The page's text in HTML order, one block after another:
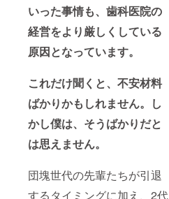
いった事情も、歯科医院の
経営をより厳しくしている
原因となっています。
これだけ聞くと、不安材料
ばかりかもしれません。し
かし僕は、そうばかりだと
は思えません。
団塊世代の先輩たちが引退
するタイミングに加え、2代